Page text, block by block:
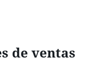
de ventas